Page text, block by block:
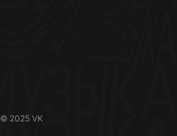
© 2025 VK